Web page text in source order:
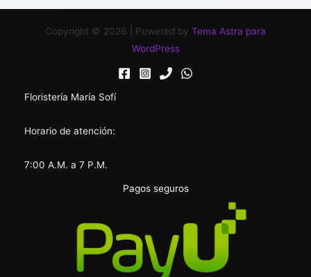
Copyright © 2026 | Powered by Tema Astra para
WordPress
Floristería María Sofí
Horario de atención:
7:00 A.M. a 7 P.M.
Pagos seguros